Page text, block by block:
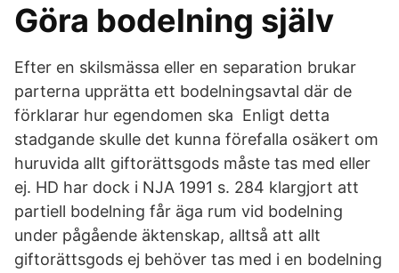
Göra bodelning själv
Efter en skilsmässa eller en separation brukar
parterna upprätta ett bodelningsavtal där de
förklarar hur egendomen ska Enligt detta
stadgande skulle det kunna förefalla osäkert om
huruvida allt giftorättsgods måste tas med eller
ej. HD har dock i NJA 1991 s. 284 klargjort att
partiell bodelning får äga rum vid bodelning
under pågående äktenskap, alltså att allt
giftorättsgods ej behöver tas med i en bodelning